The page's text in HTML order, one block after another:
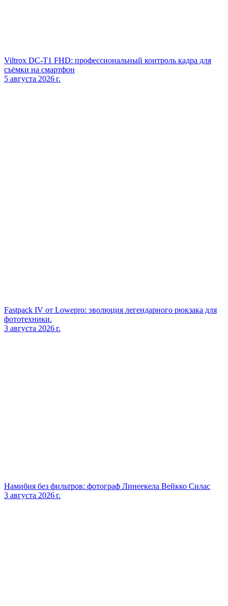
Viltrox DC‑T1 FHD: профессиональный контроль кадра для
съёмки на смартфон
5 августа 2026 г.
Fastpack IV от Lowepro: эволюция легендарного рюкзака для
фототехники.
3 августа 2026 г.
Намибия без фильтров: фотограф Линеекела Вейкко Силас
3 августа 2026 г.